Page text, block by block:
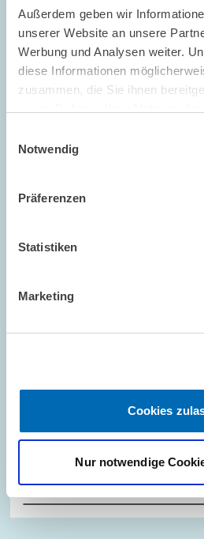
Außerdem geben wir
unserer Website an unsere
Werbung und Analysen weiter.
diese Informationen
zusammen, die Sie ihnen
Notwendig
Präferenzen
Statistiken
Marketing
Cookies
Nur notwendige
Abstimmung mit den
achten auf Qualität der
bestehenden
ZEW-
bleibt am Boden
Der Abwärtstrend der ZEW-
Indikator steht nun bei 0,6 Punkten,
Rückgang um 3,6 Punkte gegenüber
KONJUNKTURUMFRAGE
KONJUNKTURINDIKATOR